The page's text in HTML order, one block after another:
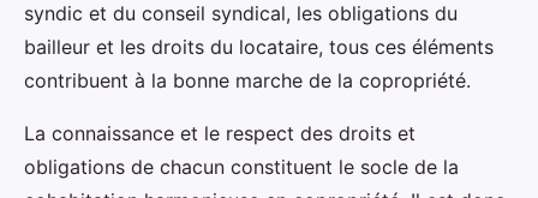
syndic et du conseil syndical, les obligations du
bailleur et les droits du locataire, tous ces éléments
contribuent à la bonne marche de la copropriété.
La connaissance et le respect des droits et
obligations de chacun constituent le socle de la